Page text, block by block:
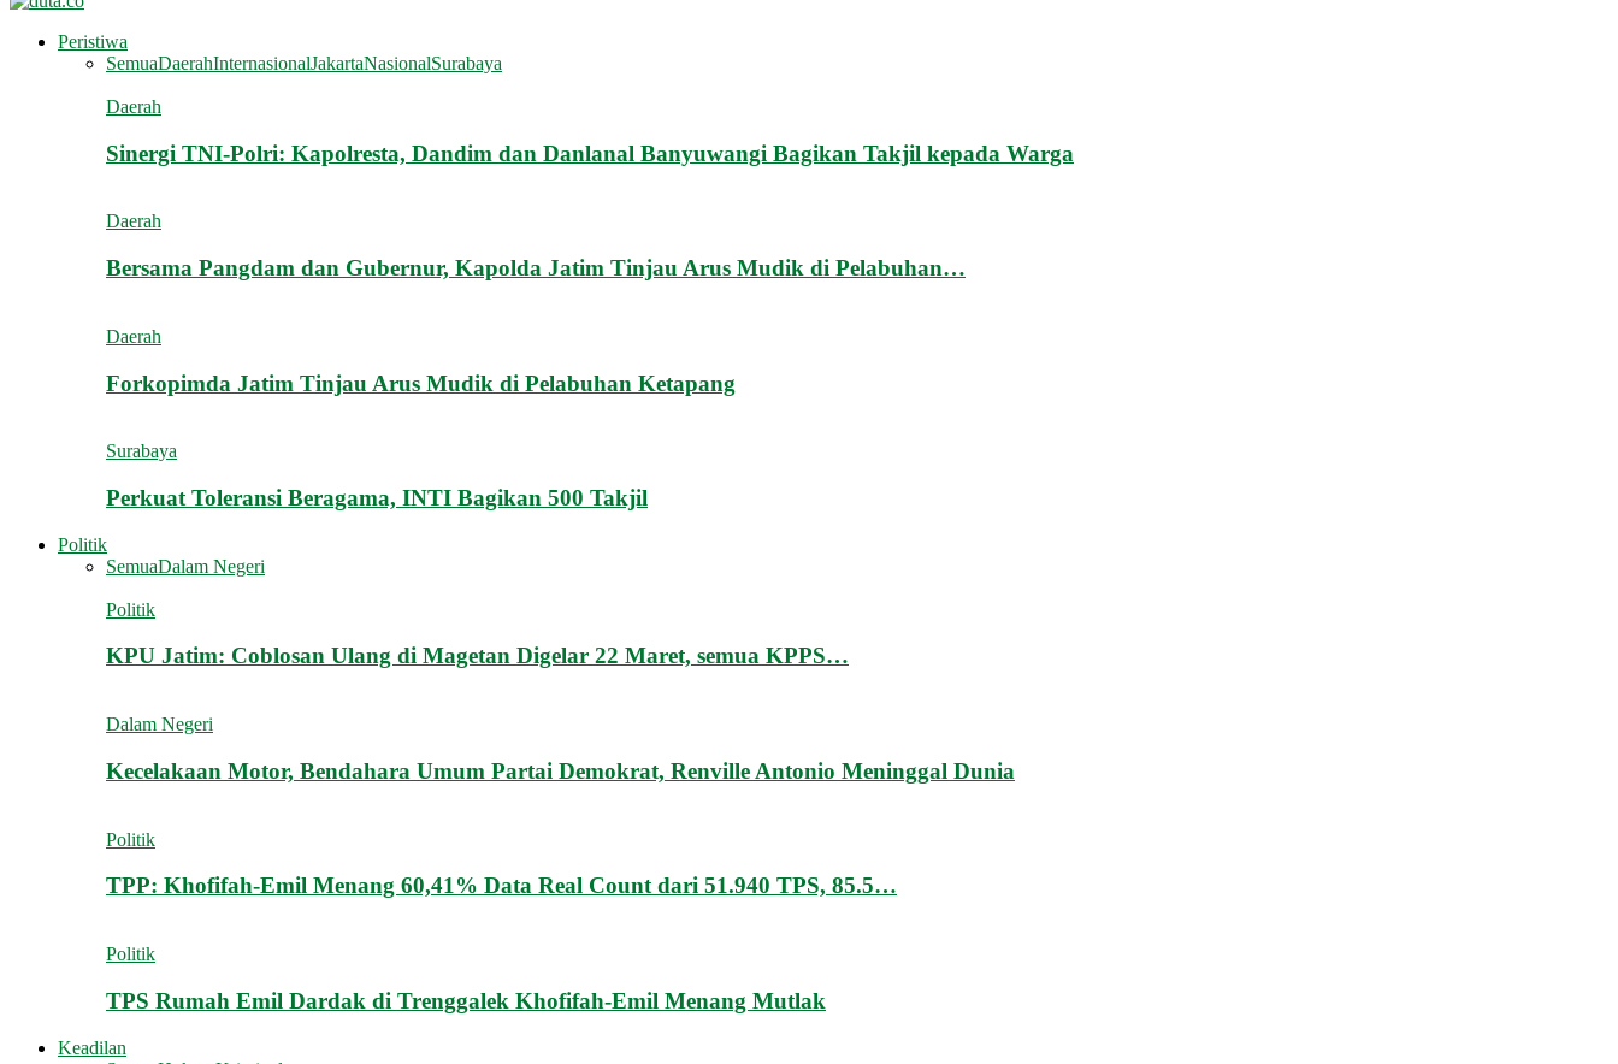
Peristiwa
SemuaDaerahInternasionalJakartaNasionalSurabaya
Daerah
Sinergi TNI-Polri: Kapolresta, Dandim dan Danlanal Banyuwangi Bagikan Takjil kepada Warga
Daerah
Bersama Pangdam dan Gubernur, Kapolda Jatim Tinjau Arus Mudik di Pelabuhan…
Daerah
Forkopimda Jatim Tinjau Arus Mudik di Pelabuhan Ketapang
Surabaya
Perkuat Toleransi Beragama, INTI Bagikan 500 Takjil
Politik
SemuaDalam Negeri
Politik
KPU Jatim: Coblosan Ulang di Magetan Digelar 22 Maret, semua KPPS…
Dalam Negeri
Kecelakaan Motor, Bendahara Umum Partai Demokrat, Renville Antonio Meninggal Dunia
Politik
TPP: Khofifah-Emil Menang 60,41% Data Real Count dari 51.940 TPS, 85.5…
Politik
TPS Rumah Emil Dardak di Trenggalek Khofifah-Emil Menang Mutlak
Keadilan